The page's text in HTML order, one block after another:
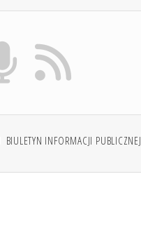
BIULETYN INFORMACJI PUBLICZNEJ